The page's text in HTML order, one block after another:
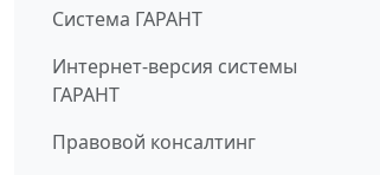
Система ГАРАНТ
Интернет-версия системы
ГАРАНТ
Правовой консалтинг